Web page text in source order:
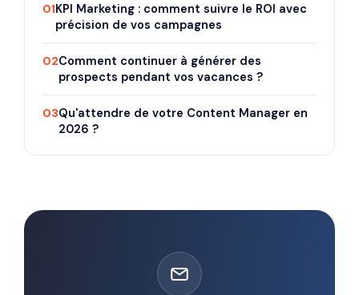
01KPI Marketing : comment suivre le ROI avec
précision de vos campagnes
02Comment continuer à générer des
prospects pendant vos vacances ?
03Qu'attendre de votre Content Manager en
2026 ?